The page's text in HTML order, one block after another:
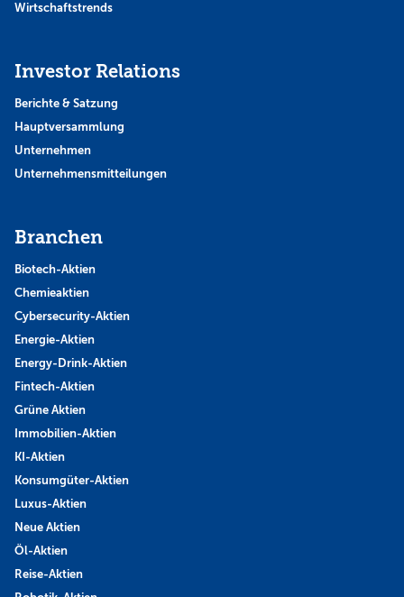
Wirtschaftstrends
Investor Relations
Berichte & Satzung
Hauptversammlung
Unternehmen
Unternehmensmitteilungen
Branchen
Biotech-Aktien
Chemieaktien
Cybersecurity-Aktien
Energie-Aktien
Energy-Drink-Aktien
Fintech-Aktien
Grüne Aktien
Immobilien-Aktien
KI-Aktien
Konsumgüter-Aktien
Luxus-Aktien
Neue Aktien
Öl-Aktien
Reise-Aktien